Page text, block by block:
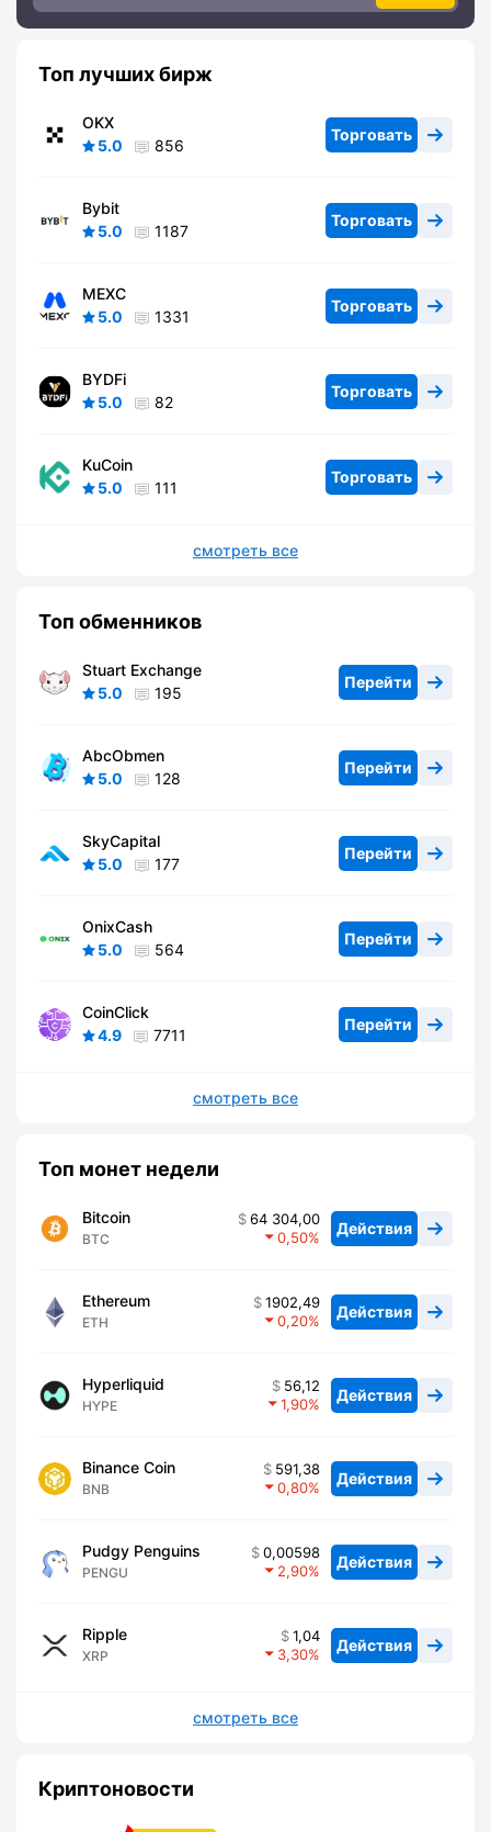
Топ лучших бирж
OKX
5.0
856
Торговать
Bybit
5.0
1187
Торговать
MEXC
5.0
1331
Торговать
BYDFi
5.0
82
Торговать
KuCoin
5.0
111
Торговать
смотреть все
Топ обменников
Stuart Exchange
5.0
195
Перейти
AbcObmen
5.0
128
Перейти
SkyCapital
5.0
177
Перейти
OnixCash
5.0
564
Перейти
CoinClick
4.9
7711
Перейти
смотреть все
Топ монет недели
Bitcoin
BTC
64 304,00
0,50
Действия
Ethereum
ETH
1902,49
0,20
Действия
Hyperliquid
HYPE
56,12
1,90
Действия
Binance Coin
BNB
591,38
0,80
Действия
Pudgy Penguins
PENGU
0,00598
2,90
Действия
Ripple
XRP
1,04
3,30
Действия
смотреть все
Криптоновости